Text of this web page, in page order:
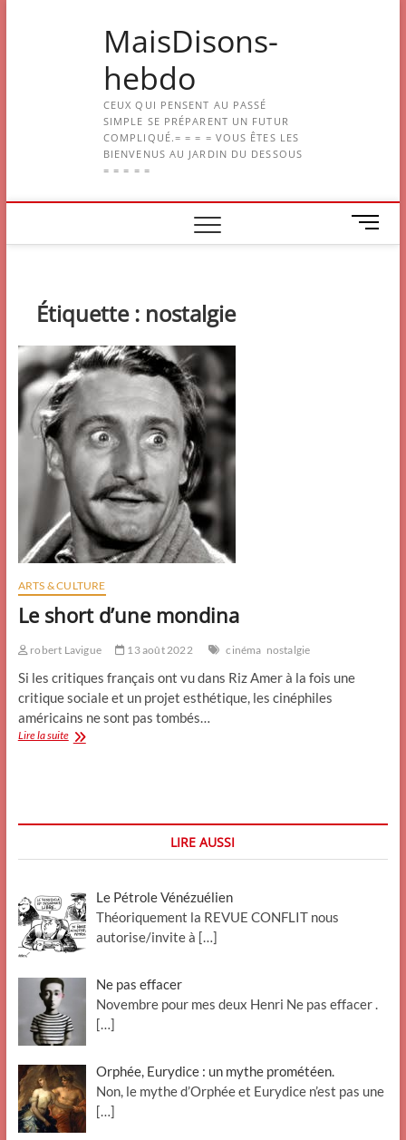
MaisDisons-
hebdo
CEUX QUI PENSENT AU PASSÉ
SIMPLE SE PRÉPARENT UN FUTUR
COMPLIQUÉ.= = = = VOUS ÊTES LES
BIENVENUS AU JARDIN DU DESSOUS
= = = = =
M
e
Étiquette : nostalgie
ARTS & CULTURE
Le short d’une mondina
robert Lavigue 13 août 2022 cinéma nostalgie
Si les critiques français ont vu dans Riz Amer à la fois une
critique sociale et un projet esthétique, les cinéphiles
américains ne sont pas tombés…
Lire la suiteLe
LIRE AUSSI
Le Pétrole Vénézuélien
Théoriquement la REVUE CONFLIT nous
autorise/invite à […]
Ne pas effacer
Novembre pour mes deux Henri Ne pas effacer .
[…]
Orphée, Eurydice : un mythe prométéen.
Non, le mythe d’Orphée et Eurydice n’est pas une
[…]